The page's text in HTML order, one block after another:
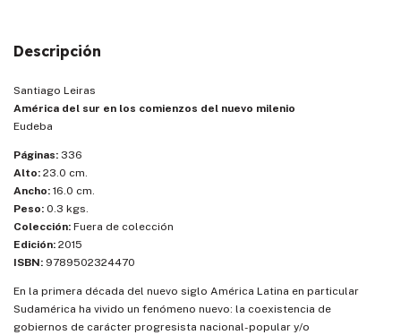
Descripción
Santiago Leiras
América del sur en los comienzos del nuevo milenio
Eudeba
Páginas: 336
Alto: 23.0 cm.
Ancho: 16.0 cm.
Peso: 0.3 kgs.
Colección: Fuera de colección
Edición: 2015
ISBN: 9789502324470
En la primera década del nuevo siglo América Latina en particular
Sudamérica ha vivido un fenómeno nuevo: la coexistencia de
gobiernos de carácter progresista nacional-popular y/o